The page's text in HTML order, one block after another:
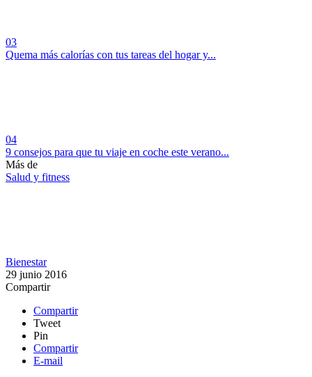
03
Quema más calorías con tus tareas del hogar y...
04
9 consejos para que tu viaje en coche este verano...
Más de
Salud y fitness
Bienestar
29 junio 2016
Compartir
Compartir
Tweet
Pin
Compartir
E-mail